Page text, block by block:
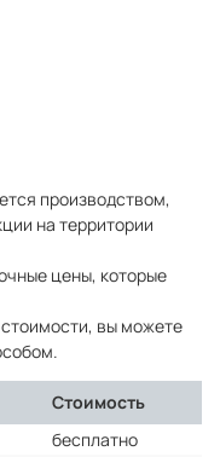
производством,
на территории
цены, которые
вы можете
Стоимость
бесплатно